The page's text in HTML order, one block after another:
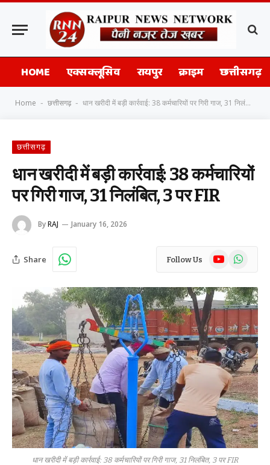
HOME एक्सक्लूसिव रायपुर क्राइम छत्तीसगढ़
Home - छत्तीसगढ़ - धान खरीदी में बड़ी कार्रवाई: 38 कर्मचारियों पर गिरी गाज, 31 निलंबित, 3 पर FIR
छत्तीसगढ़
धान खरीदी में बड़ी कार्रवाई: 38 कर्मचारियों
पर गिरी गाज, 31 निलंबित, 3 पर FIR
ByRAJ January 16, 2026
Share Follow Us YouTubeWhatsApp
धान खरीदी में बड़ी कार्रवाई: 38 कर्मचारियों पर गिरी गाज, 31 निलंबित, 3 पर FIR